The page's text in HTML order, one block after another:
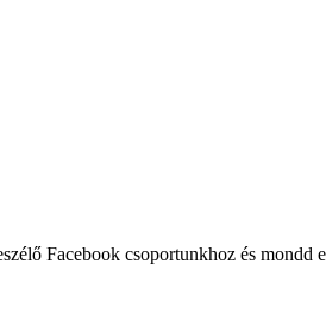
Facebook csoportunkhoz és mondd